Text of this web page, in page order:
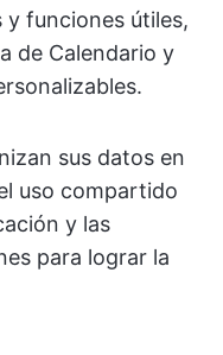
funciones útiles,
de Calendario y
sus datos en
uso compartido
y las
para lograr la